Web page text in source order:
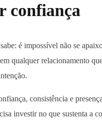
confiança
é impossível não se
qualquer relacionamento
consistência e
investir no que sustenta a